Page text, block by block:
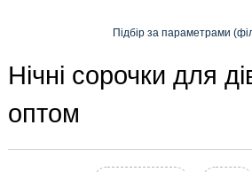
Підбір за параметрами
Нічні сорочки для
оптом